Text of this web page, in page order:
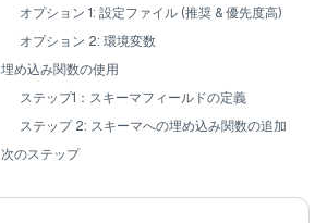
オプション 1: 設定ファイル (推奨 & 優先度高)
オプション 2: 環境変数
埋め込み関数の使用
ステップ1：スキーマフィールドの定義
ステップ 2: スキーマへの埋め込み関数の追加
次のステップ